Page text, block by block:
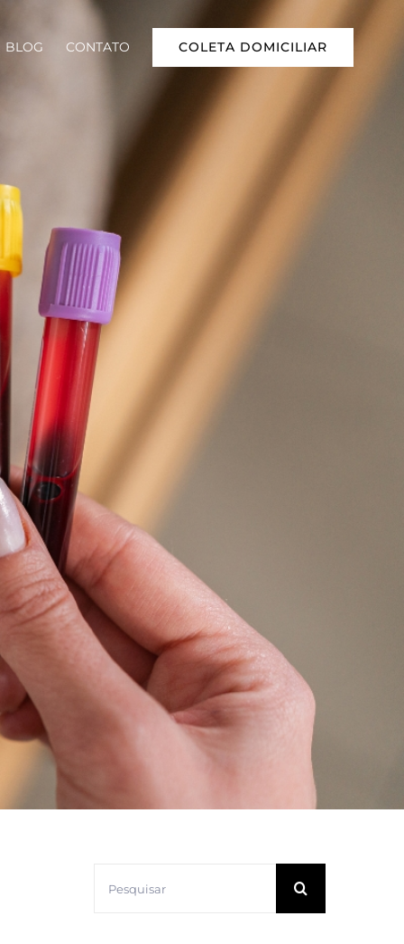
BLOG CONTATO COLETA DOMICILIAR
resultados